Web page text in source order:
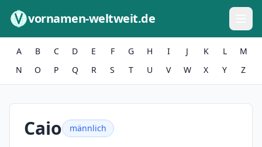
vornamen-weltweit.de
A B C D E F G H I J K L
M
N
O P Q R S T U V W X Y Z
Caio männlich